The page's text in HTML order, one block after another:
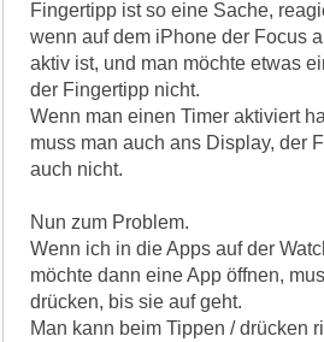
Fingertipp ist so eine Sache,
wenn auf dem iPhone der Focus
aktiv ist, und man möchte etwas
der Fingertipp nicht.
Wenn man einen Timer aktiviert
muss man auch ans Display, der
auch nicht.
Nun zum Problem.
Wenn ich in die Apps auf der
möchte dann eine App öffnen,
drücken, bis sie auf geht.
Man kann beim Tippen / drücken